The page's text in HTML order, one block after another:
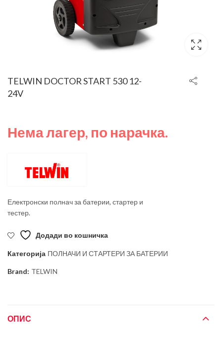
TELWIN DOCTOR START 530 12-
24V
Нема лагер, по нарачка.
Електронски полнач за батерии, стартер и
тестер.
Додади во кошничка
Категорија ПОЛНАЧИ И СТАРТЕРИ ЗА БАТЕРИИ
Brand: TELWIN
ОПИС